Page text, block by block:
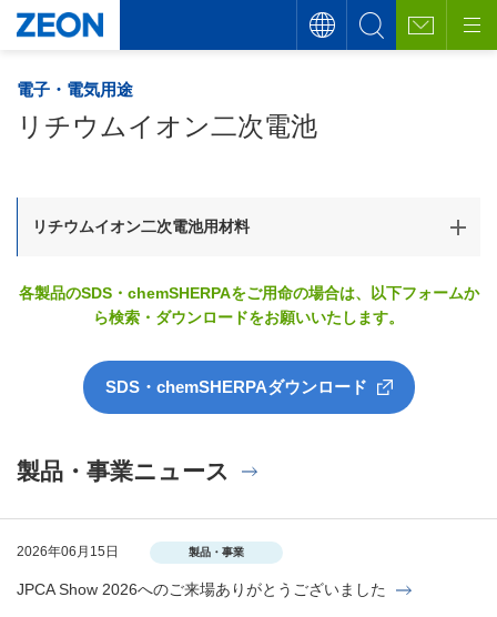
電子・電気用途
リチウムイオン二次電池
リチウムイオン二次電池用材料
各製品のSDS・chemSHERPAをご用命の場合は、以下フォームか
ら検索・ダウンロードをお願いいたします。
SDS・chemSHERPAダウンロード
製品・事業ニュース
2026年06月15日 製品・事業
JPCA Show 2026へのご来場ありがとうございました